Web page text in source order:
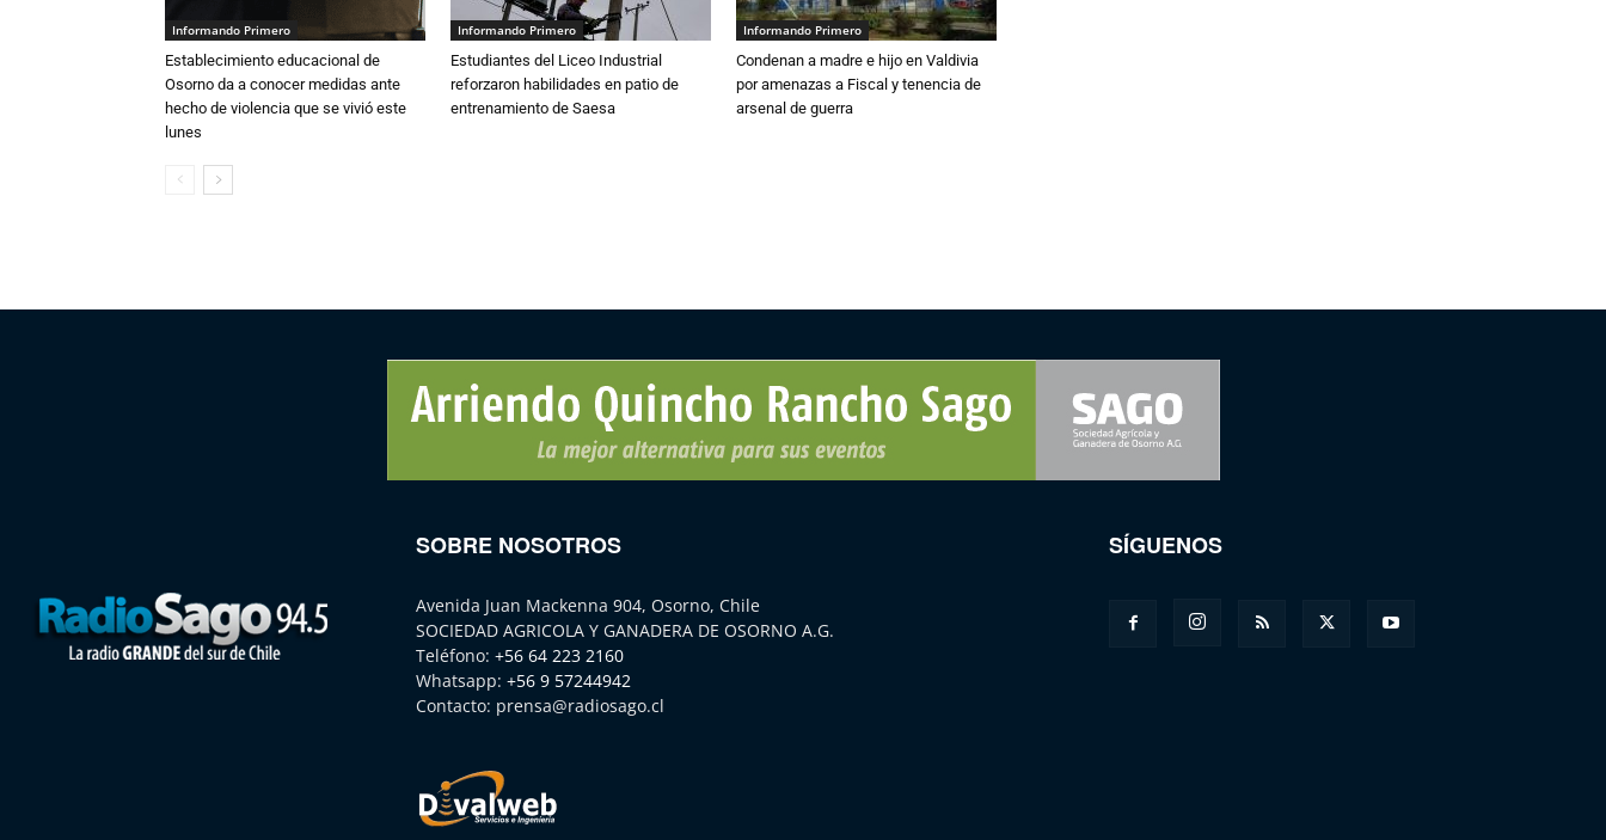
Informando Primero
Establecimiento educacional de
Osorno da a conocer medidas ante
hecho de violencia que se vivió este
lunes
Informando Primero
Estudiantes del Liceo Industrial
reforzaron habilidades en patio de
entrenamiento de Saesa
Informando Primero
Condenan a madre e hijo en Valdivia
por amenazas a Fiscal y tenencia de
arsenal de guerra
SOBRE NOSOTROS
Avenida Juan Mackenna 904, Osorno, Chile
SOCIEDAD AGRICOLA Y GANADERA DE OSORNO A.G.
Teléfono: +56 64 223 2160
Whatsapp: +56 9 57244942
Contacto: prensa@radiosago.cl
SÍGUENOS